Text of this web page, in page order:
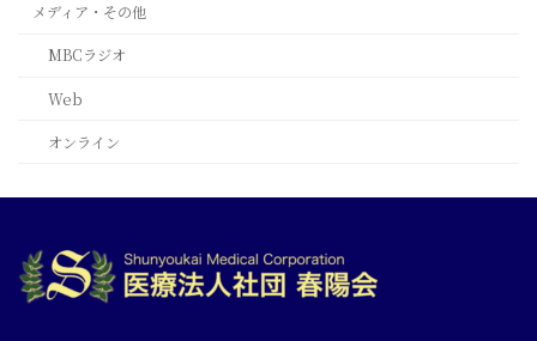
メディア・その他
MBCラジオ
Web
オンライン